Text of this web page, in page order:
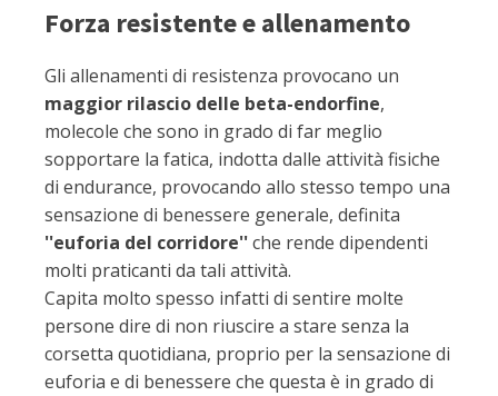
Forza resistente e allenamento
Gli allenamenti di resistenza provocano un
maggior rilascio delle beta-endorfine,
molecole che sono in grado di far meglio
sopportare la fatica, indotta dalle attività fisiche
di endurance, provocando allo stesso tempo una
sensazione di benessere generale, definita
''euforia del corridore''che rende dipendenti
molti praticanti da tali attività.
Capita molto spesso infatti di sentire molte
persone dire di non riuscire a stare senza la
corsetta quotidiana, proprio per la sensazione di
euforia e di benessere che questa è in grado di